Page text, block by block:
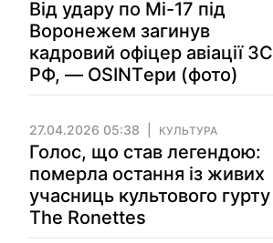
Від удару по Мі-17 під
Воронежем загинув
кадровий офіцер авіації ЗС
РФ, — OSINTери (фото)
27.04.2026 05:38 КУЛЬТУРА
Голос, що став легендою:
померла остання із живих
учасниць культового гурту
The Ronettes